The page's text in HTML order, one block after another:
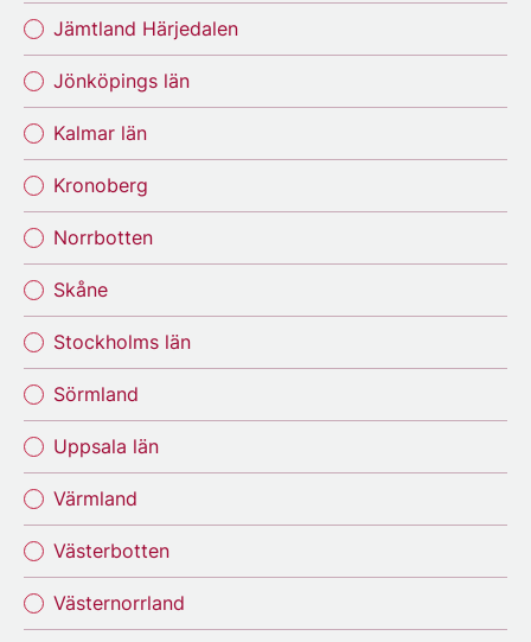
Jämtland Härjedalen
Jönköpings län
Kalmar län
Kronoberg
Norrbotten
Skåne
Stockholms län
Sörmland
Uppsala län
Värmland
Västerbotten
Västernorrland